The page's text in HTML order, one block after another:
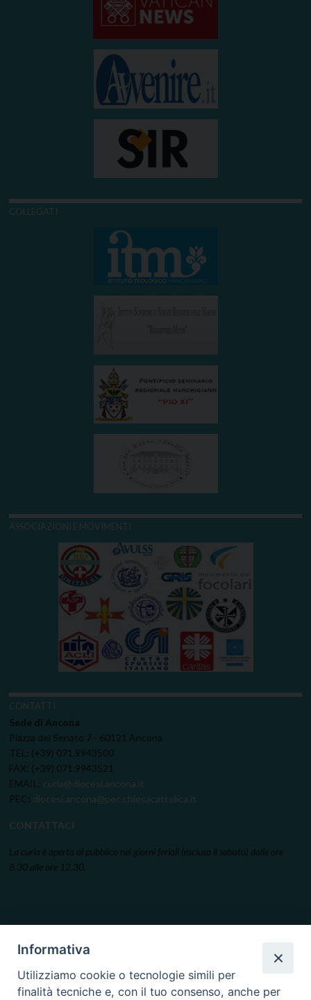
COLLEGATI
ASSOCIAZIONI E MOVIMENTI
CONTATTI
Sede di Ancona
Piazza del Senato 7 - 60121 Ancona
TEL: (+39) 071.9943500
FAX: (+39) 071.9943521
EMAIL: curia@diocesi.ancona.it
PEC: diocesi.ancona@pec.chiesacattolica.it
CONTATTACI
La curia è aperta al pubblico nei giorni feriali (escluso il sabato) dalle ore
8.30 alle ore 12.30.
Informativa
Utilizziamo cookie o tecnologie simili per
finalità tecniche e, con il tuo consenso, anche per